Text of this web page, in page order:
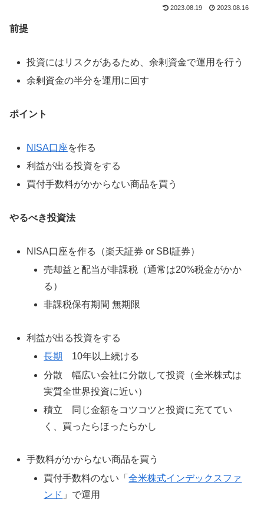
2023.08.19 2023.08.16
前提
投資にはリスクがあるため、余剰資金で運用を行う
余剰資金の半分を運用に回す
ポイント
NISA口座を作る
利益が出る投資をする
買付手数料がかからない商品を買う
やるべき投資法
NISA口座を作る（楽天証券 or SBI証券）
売却益と配当が非課税（通常は20%税金がかか
る）
非課税保有期間 無期限
利益が出る投資をする
長期
10年以上続ける
分散 幅広い会社に分散して投資（全米株式は
実質全世界投資に近い）
積立 同じ金額をコツコツと投資に充ててい
く、買ったらほったらかし
手数料がかからない商品を買う
買付手数料のない「全米株式インデックスファ
ンド 」で運用